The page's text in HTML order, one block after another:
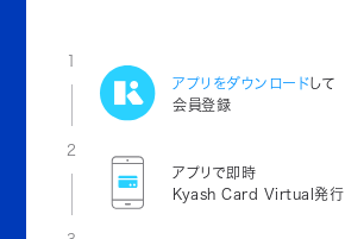
1
アプリをダウンロードして
会員登録
2
アプリで即時
Kyash Card Virtual発行